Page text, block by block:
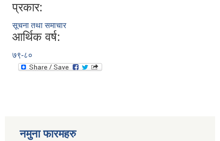
प्रकार:
सूचना तथा समाचार
आर्थिक वर्ष:
७९-८०
नमुना फारमहरु